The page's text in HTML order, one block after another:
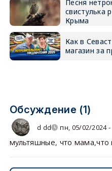
Песня
свистулька
Крыма
Как в
магазин за
Обсуждение (1)
d dd пн, 05/02/2024 -
мультяшные, что